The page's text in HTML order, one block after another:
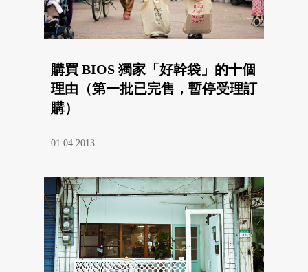
購買 BIOS 獨家「好幹袋」的十個
理由（第一批已完售，暫停受理訂
購）
01.04.2013